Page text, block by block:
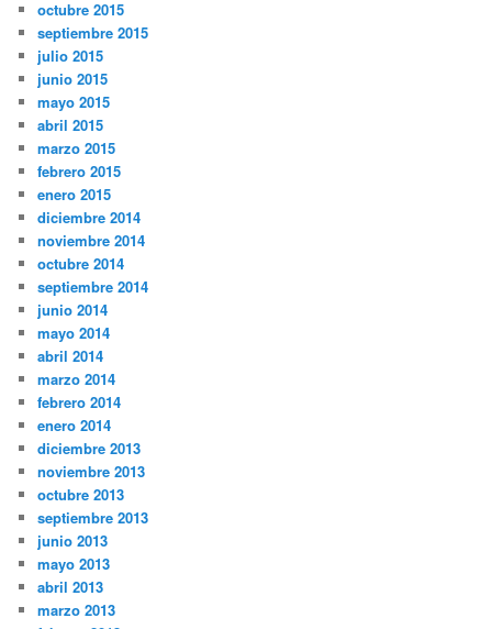
octubre 2015
septiembre 2015
julio 2015
junio 2015
mayo 2015
abril 2015
marzo 2015
febrero 2015
enero 2015
diciembre 2014
noviembre 2014
octubre 2014
septiembre 2014
junio 2014
mayo 2014
abril 2014
marzo 2014
febrero 2014
enero 2014
diciembre 2013
noviembre 2013
octubre 2013
septiembre 2013
junio 2013
mayo 2013
abril 2013
marzo 2013